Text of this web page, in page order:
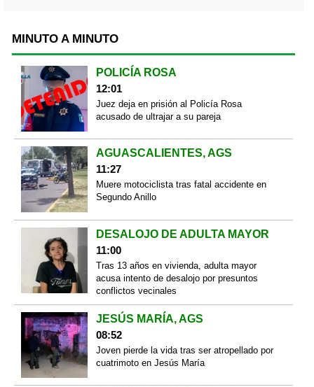
MINUTO A MINUTO
POLICÍA ROSA
12:01
Juez deja en prisión al Policía Rosa
acusado de ultrajar a su pareja
AGUASCALIENTES, AGS
11:27
Muere motociclista tras fatal accidente en
Segundo Anillo
DESALOJO DE ADULTA MAYOR
11:00
Tras 13 años en vivienda, adulta mayor
acusa intento de desalojo por presuntos
conflictos vecinales
JESÚS MARÍA, AGS
08:52
Joven pierde la vida tras ser atropellado por
cuatrimoto en Jesús María